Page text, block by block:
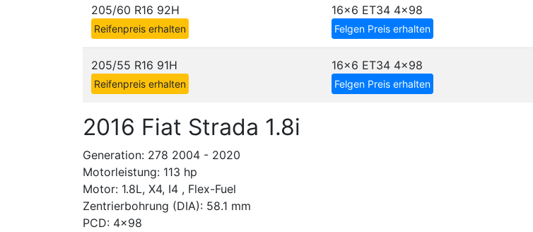
205/60 R16 92H
Reifenpreis erhalten
16x6 ET34 4x98
Felgen Preis erhalten
205/55 R16 91H
Reifenpreis erhalten
16x6 ET34 4x98
Felgen Preis erhalten
2016 Fiat Strada 1.8i
Generation: 278 2004 - 2020
Motorleistung: 113 hp
Motor: 1.8L, X4, I4 , Flex-Fuel
Zentrierbohrung (DIA): 58.1 mm
PCD: 4x98